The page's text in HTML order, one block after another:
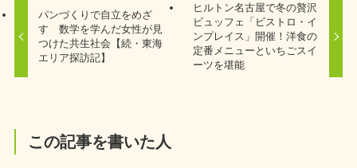
パンづくりで自立をめざ
す 数学を学んだ女性が見
つけた共生社会【続・東海
エリア探訪記】
ヒルトン名古屋で冬の贅沢
ビュッフェ「ビストロ・イ
ンプレイス」開催！洋食の
定番メニューといちごスイ
ーツを堪能
この記事を書いた人